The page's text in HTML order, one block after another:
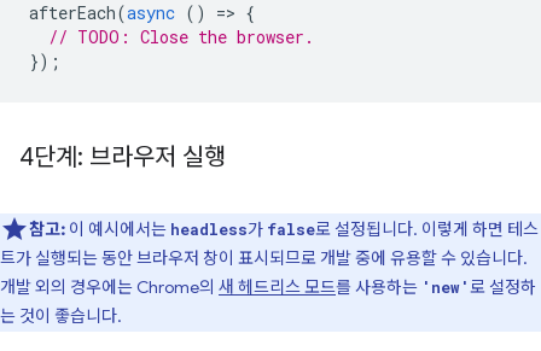
afterEach(async () => {
// TODO: Close the browser.
});
4단계: 브라우저 실행
참고: 이 예시에서는 headless가 false로 설정됩니다. 이렇게 하면 테스
트가 실행되는 동안 브라우저 창이 표시되므로 개발 중에 유용할 수 있습니다.
개발 외의 경우에는 Chrome의 새 헤드리스 모드를 사용하는 'new'로 설정하
는 것이 좋습니다.